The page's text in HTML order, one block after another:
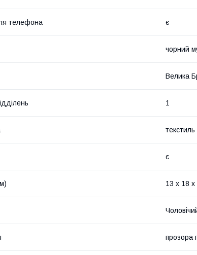
телефона є
чорний
Велика
1
текстиль
є
13 x 18 x
прозора